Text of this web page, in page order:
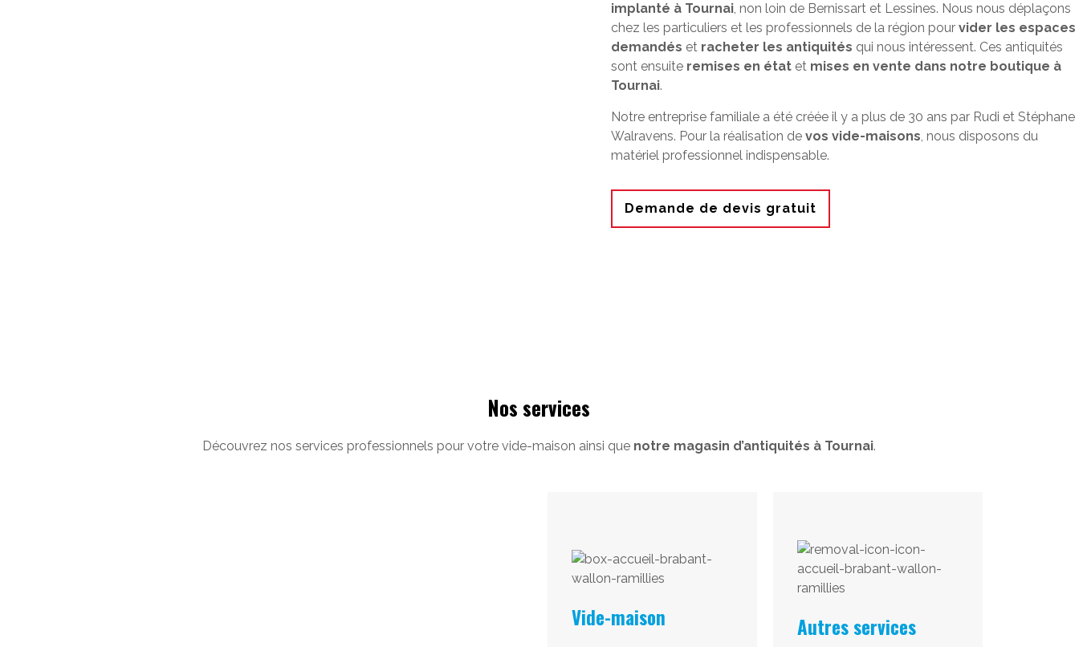
implanté à Tournai, non loin de Bernissart et Lessines. Nous nous déplaçons
chez les particuliers et les professionnels de la région pourvider les espaces
demandés et racheter les antiquités qui nous intéressent. Ces antiquités
sont ensuite remises en état et mises en vente dans notre boutique à
Tournai.
Notre entreprise familiale a été créée il y a plus de 30 ans par Rudi et Stéphane
Walravens. Pour la réalisation devos vide-maisons, nous disposons du
matériel professionnel indispensable.
Demande de devis gratuit
Nos services
Découvrez nos services professionnels pour votre vide-maison ainsi que notre magasin d’antiquités à Tournai.
Vide-maison Autres services